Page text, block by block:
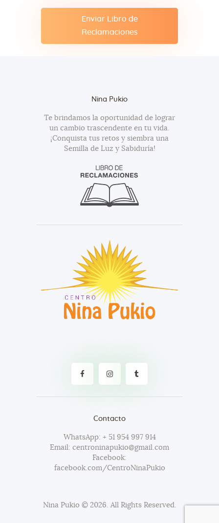
Nina Pukio
Te brindamos la oportunidad de lograr
un cambio trascendente en tu vida.
¡Conquista tus retos y siembra una
Semilla de Luz y Sabiduría!
Contacto
WhatsApp: + 51 954 997 914
Email: centroninapukio@gmail.com
Facebook:
facebook.com/CentroNinaPukio
Nina Pukio © 2026. All Rights Reserved.